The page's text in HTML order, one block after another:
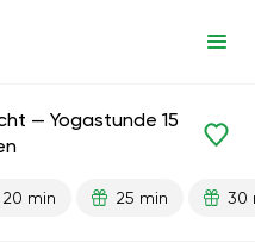
— Yogastunde 15
20 min 25 min 30